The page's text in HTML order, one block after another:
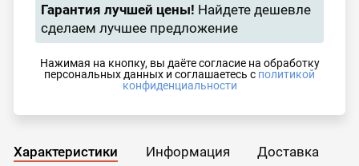
Гарантия лучшей цены! Найдете дешевле
сделаем лучшее предложение
Нажимая на кнопку, вы даёте согласие на обработку
персональных данных и соглашаетесь с политикой
конфиденциальности
Характеристики Информация
Доставка